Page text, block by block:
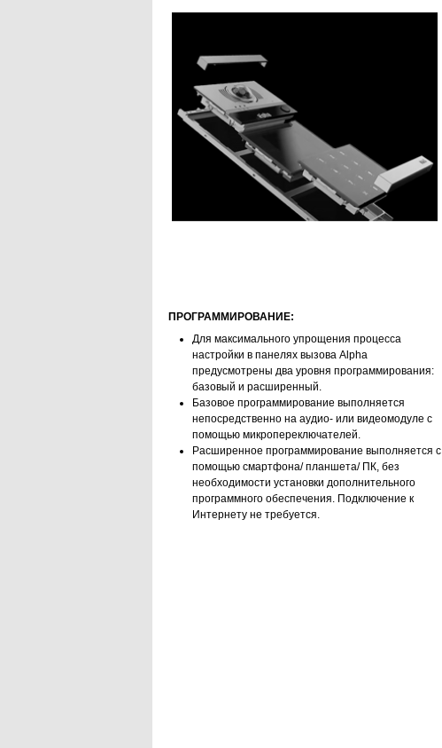
ПРОГРАММИРОВАНИЕ:
Для максимального упрощения процесса
настройки в панелях вызова Alpha
предусмотрены два уровня программирования:
базовый и расширенный.
Базовое программирование выполняется
непосредственно на аудио- или видеомодуле с
помощью микропереключателей.
Расширенное программирование выполняется с
помощью смартфона/ планшета/ ПК, без
необходимости установки дополнительного
программного обеспечения. Подключение к
Интернету не требуется.